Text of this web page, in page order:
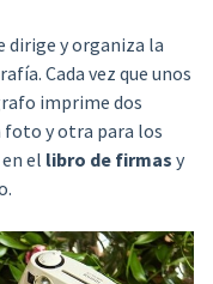
dirige y organiza la
Cada vez que unos
imprime dos
foto y otra para los
el libro de firmas y